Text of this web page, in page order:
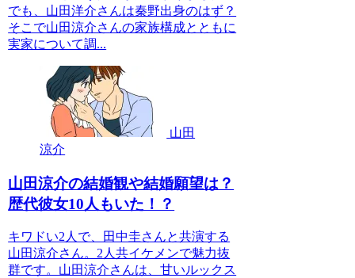
でも、山田洋介さんは秦野出身のはず？
そこで山田涼介さんの家族構成とともに
実家について調...
山田
涼介
山田涼介の結婚観や結婚願望は？
歴代彼女10人もいた！？
キワドい2人で、田中圭さんと共演する
山田涼介さん。2人共イケメンで魅力抜
群です。山田涼介さんは、甘いルックス